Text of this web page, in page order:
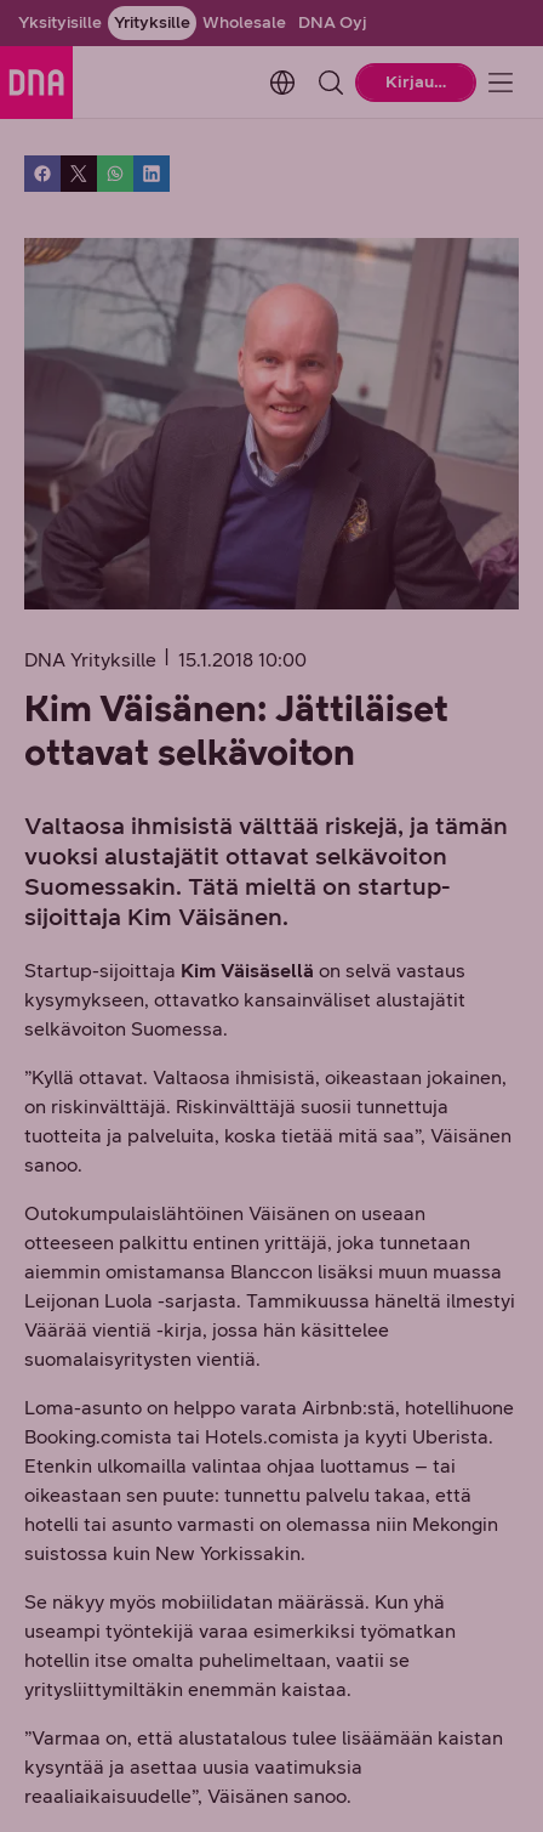
Yksityisille Yrityksille Wholesale DNA Oyj
Change language. Current
Kirjaudu
DNA Yrityksille 15.1.2018 10:00
Kim Väisänen: Jättiläiset
ottavat selkävoiton
Valtaosa ihmisistä välttää riskejä, ja tämän
vuoksi alustajätit ottavat selkävoiton
Suomessakin. Tätä mieltä on startup-
sijoittaja Kim Väisänen.
Startup-sijoittaja Kim Väisäsellä on selvä vastaus
kysymykseen, ottavatko kansainväliset alustajätit
selkävoiton Suomessa.
”Kyllä ottavat. Valtaosa ihmisistä, oikeastaan jokainen,
on riskinvälttäjä. Riskinvälttäjä suosii tunnettuja
tuotteita ja palveluita, koska tietää mitä saa”, Väisänen
sanoo.
Outokumpulaislähtöinen Väisänen on useaan
otteeseen palkittu entinen yrittäjä, joka tunnetaan
aiemmin omistamansa Blanccon lisäksi muun muassa
Leijonan Luola -sarjasta. Tammikuussa häneltä ilmestyi
Väärää vientiä -kirja, jossa hän käsittelee
suomalaisyritysten vientiä.
Loma-asunto on helppo varata Airbnb:stä, hotellihuone
Booking.comista tai Hotels.comista ja kyyti Uberista.
Etenkin ulkomailla valintaa ohjaa luottamus – tai
oikeastaan sen puute: tunnettu palvelu takaa, että
hotelli tai asunto varmasti on olemassa niin Mekongin
suistossa kuin New Yorkissakin.
Se näkyy myös mobiilidatan määrässä. Kun yhä
useampi työntekijä varaa esimerkiksi työmatkan
hotellin itse omalta puhelimeltaan, vaatii se
yritysliittymiltäkin enemmän kaistaa.
”Varmaa on, että alustatalous tulee lisäämään kaistan
kysyntää ja asettaa uusia vaatimuksia
reaaliaikaisuudelle”, Väisänen sanoo.